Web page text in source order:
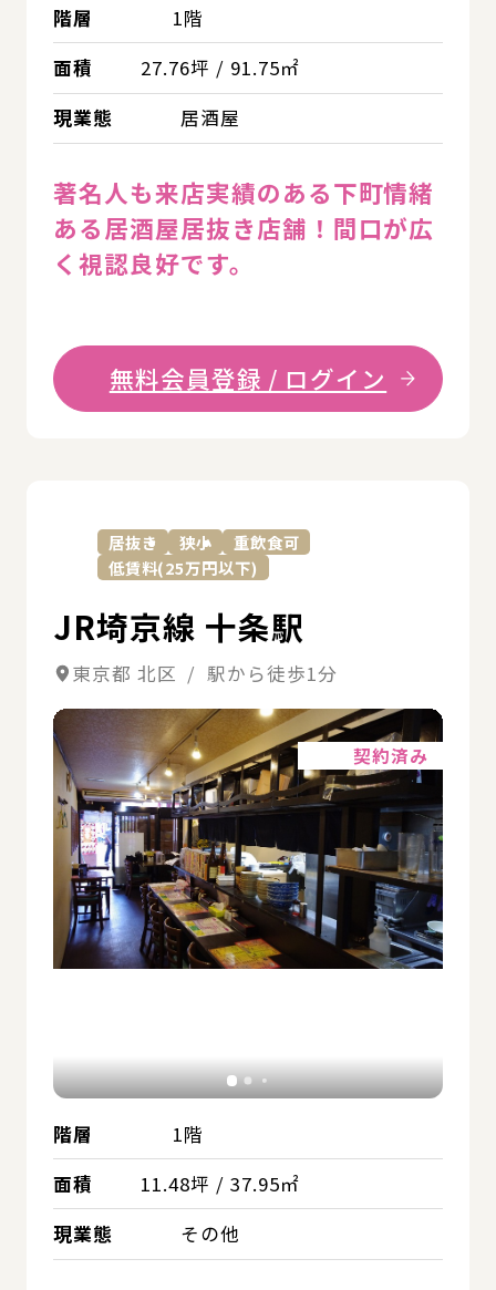
階層
1階
面積
27.76坪 / 91.75㎡
現業態
居酒屋
著名人も来店実績のある下町情緒
ある居酒屋居抜き店舗！間口が広
く視認良好です。
無料会員登録 / ログイン
居抜き 狭小
重飲食可
低賃料(25万円以下)
JR埼京線 十条駅
東京都 北区 / 駅から徒歩1分
契約済み
階層
1階
面積
11.48坪 / 37.95㎡
現業態
その他